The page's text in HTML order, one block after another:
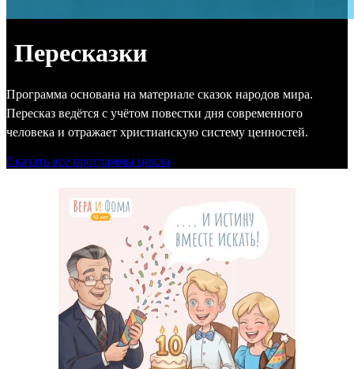
Пересказки
Программа основана на материале сказок народов мира.
Пересказ ведётся с учётом повестки дня современного
человека и отражает христианскую систему ценностей.
Скачать все программы цикла